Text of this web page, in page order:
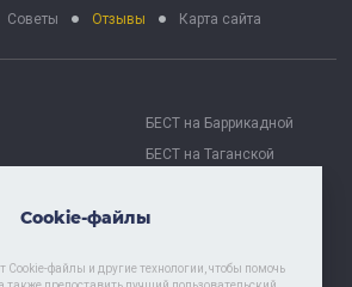
Советы Отзывы Карта сайта
БЕСТ на Баррикадной
БЕСТ на Таганской
Cookie-файлы
Cookie-файлы и другие технологии, чтобы помочь